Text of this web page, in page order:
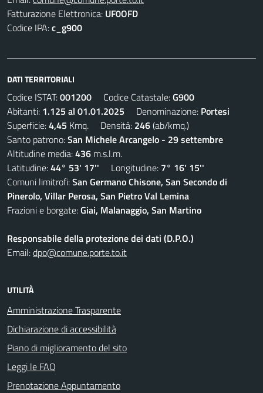
Fatturazione Elettronica: UF0OFD
Codice IPA:c_g900
DATI TERRITORIALI
Codice ISTAT:001200 Codice Catastale:G900
Abitanti: 1.125 al 01.01.2025 Denominazione: Portesi
Superficie:4,45 Kmq. Densità: 246(ab/kmq.)
Santo patrono:San Michele Arcangelo - 29 settembre
Altitudine media:436 m.s.l.m.
Latitudine:44° 53' 17'' Longitudine: 7° 16' 15''
Comuni limitrofi:San Germano Chisone, San Secondo di
Pinerolo, Villar Perosa, San Pietro Val Lemina
Frazioni e borgate:Giai, Malanaggio, San Martino
Responsabile della protezione dei dati (D.P.O.)
Email:dpo@comune.porte.to.it
UTILITÀ
Amministrazione Trasparente
Dichiarazione di accessibilità
Piano di miglioramento del sito
Leggi le FAQ
Prenotazione Appuntamento